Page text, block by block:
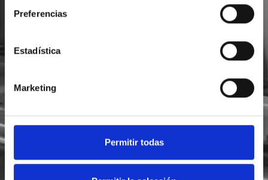
Preferencias
Estadística
Marketing
Permitir todas
He leído y acepto la
Acepto recibir novedades deFoodsat